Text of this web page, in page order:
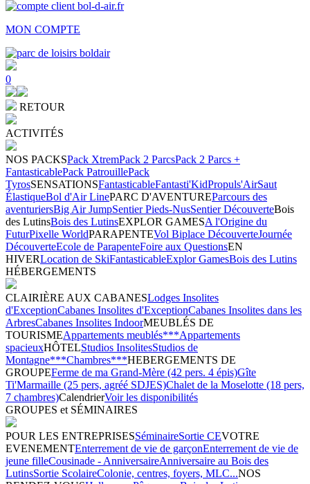
MON COMPTE
0
RETOUR
ACTIVITÉS
NOS PACKSPack XtremPack 2 ParcsPack 2 Parcs +
FantasticablePack PatrouillePack
TyrosSENSATIONSFantasticableFantasti'KidPropuls'AirSaut
ÉlastiqueBol d'Air LinePARC D'AVENTUREParcours des
aventuriersBig Air JumpSentier Pieds-NusSentier DécouverteBois
des LutinsBois des LutinsEXPLOR GAMESA l'Origine du
FuturPixelle WorldPARAPENTEVol Biplace DécouverteJournée
DécouverteEcole de ParapenteFoire aux QuestionsEN
HIVERLocation de SkiFantasticableExplor GamesBois des Lutins
HÉBERGEMENTS
CLAIRIÈRE AUX CABANESLodges Insolites
d'ExceptionCabanes Insolites d'ExceptionCabanes Insolites dans les
ArbresCabanes Insolites IndoorMEUBLÉS DE
TOURISMEAppartements meublés***Appartements
spacieuxHÔTELStudios InsolitesStudios de
Montagne***Chambres***HEBERGEMENTS DE
GROUPEFerme de ma Grand-Mère (42 pers. 4 épis)Gîte
Ti'Marmaille (25 pers, agréé SDJES)Chalet de la Moselotte (18 pers,
7 chambres)CalendrierVoir les disponibilités
GROUPES et SÉMINAIRES
POUR LES ENTREPRISESSéminaireSortie CEVOTRE
EVENEMENTEnterrement de vie de garçonEnterrement de vie de
jeune filleCousinade - AnniversaireAnniversaire au Bois des
LutinsSortie ScolaireColonie, centres, foyers, MLC...NOS